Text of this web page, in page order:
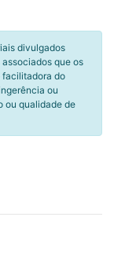
divulgados
que os
facilitadora do
ou
ou qualidade de